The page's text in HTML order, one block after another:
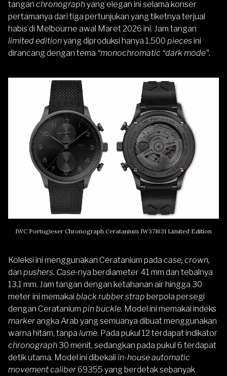
tangan chronographyang elegan ini selama konser
pertamanya dari tiga pertunjukan yang tiketnya terjual
habis di Melbourne awal Maret 2026 ini. Jam tangan
limited editionyang diproduksi hanya 1.500 piecesini
dirancang dengan tema “monochromatic “dark mode”.
IWC Portugieser Chronograph Ceratanium IW371631 Limited Edition
Koleksi ini menggunakan Ceratanium pada case, crown,
dan pushers. Case-nya berdiameter 41 mm dan tebalnya
13,1 mm. Jam tangan dengan ketahanan air hingga 30
meter ini memakai black rubber strap berpola persegi
dengan Ceratanium pin buckle. Model ini memakai indeks
markerangka Arab yang semuanya dibuat menggunakan
warna hitam, tanpa lume. Pada pukul 12 terdapat indikator
chronograph30 menit, sedangkan pada pukul 6 terdapat
detik utama. Model ini dibekali in-house automatic
movement caliber69355 yang berdetak sebanyak